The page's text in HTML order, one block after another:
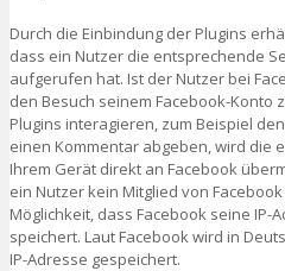
Durch die Einbindung der Plugins
dass ein Nutzer die entsprechende
aufgerufen hat. Ist der Nutzer bei
den Besuch seinem Facebook-Konto
Plugins interagieren, zum Beispiel
einen Kommentar abgeben, wird die
Ihrem Gerät direkt an Facebook
ein Nutzer kein Mitglied von
Möglichkeit, dass Facebook seine IP-
speichert. Laut Facebook wird in
IP-Adresse gespeichert.